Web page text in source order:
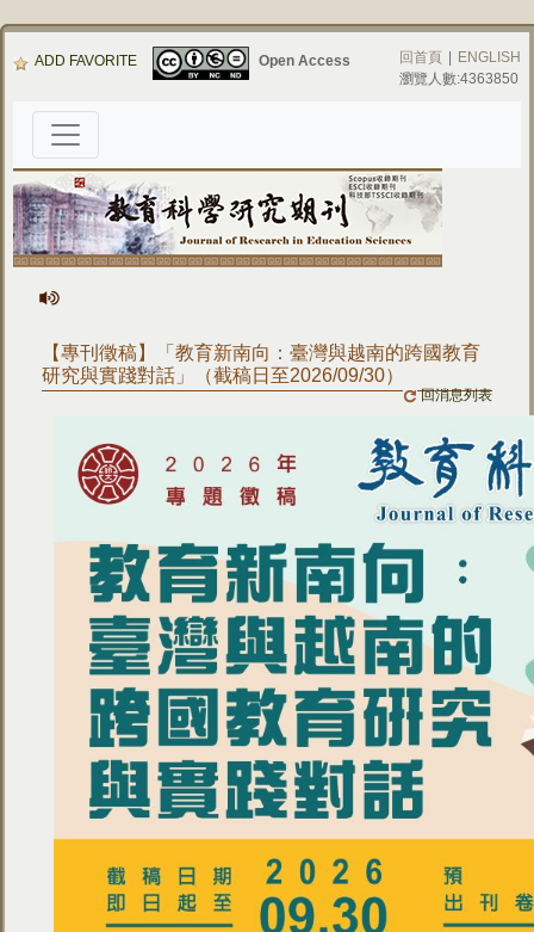
ADD FAVORITE Open Access 回首頁
ENGLISH
瀏覽人數:4363850
【專刊徵稿】「教育新南向：臺灣與越南的跨國教育
研究與實踐對話」（截稿日至2026/09/30）
回消息列表